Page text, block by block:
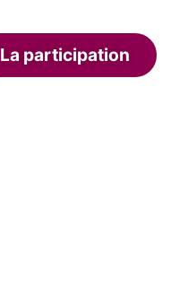
La participation